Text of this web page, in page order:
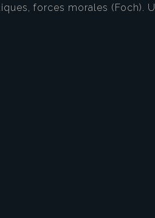
forces morales (Foch).